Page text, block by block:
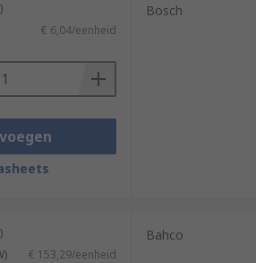
€ 6,04/eenheid
Bosch
€ 153,29/eenheid
Bahco